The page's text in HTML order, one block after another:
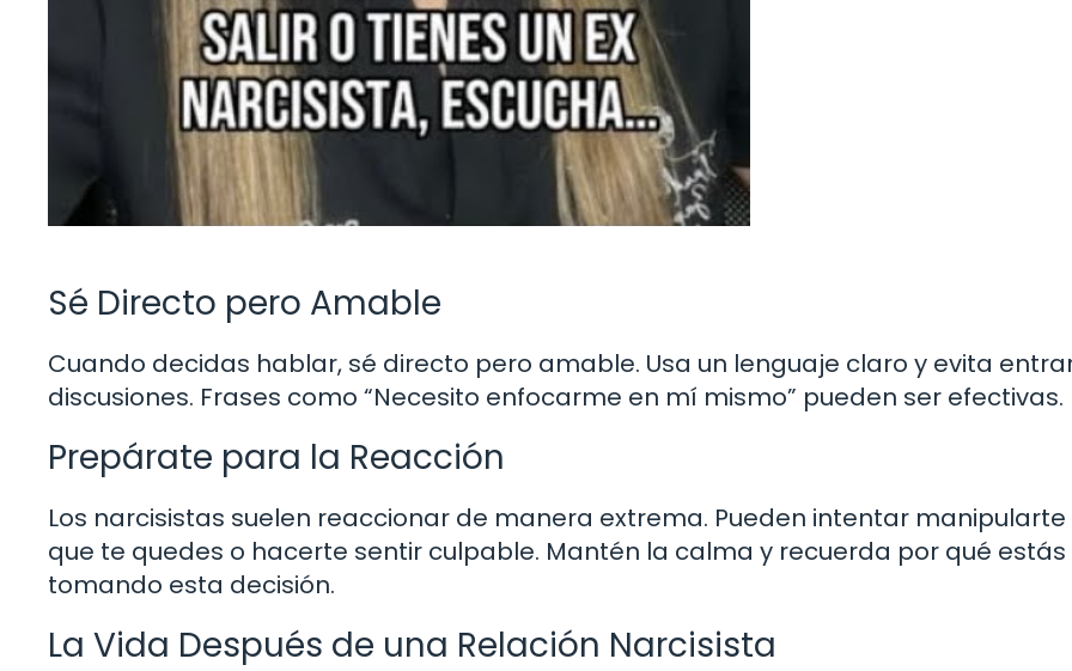
Sé Directo pero Amable
Cuando decidas hablar, sé directo pero amable. Usa un lenguaje claro y evita
discusiones. Frases como “Necesito enfocarme en mí mismo” pueden ser efectivas.
Prepárate para la Reacción
Los narcisistas suelen reaccionar de manera extrema. Pueden intentar
que te quedes o hacerte sentir culpable. Mantén la calma y recuerda por qué estás
tomando esta decisión.
La Vida Después de una Relación Narcisista